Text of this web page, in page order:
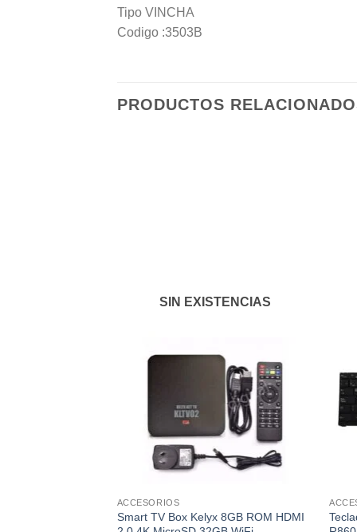
Tipo VINCHA
Codigo :3503B
PRODUCTOS
SIN EXISTENCIAS
ACCESORIOS
Smart TV Box Kelyx 8GB ROM HDMI